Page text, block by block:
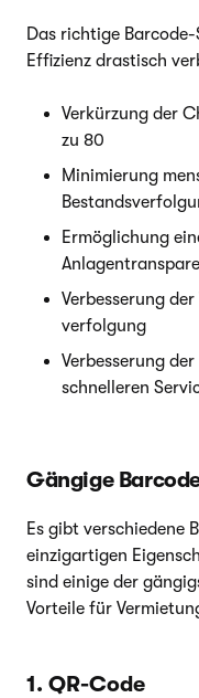
Das richtige
Effizienz drastisch
Verkürzung der
zu 80
Minimierung
Ermöglichung
Verbesserung
verfolgung
Verbesserung
schnelleren
Gängige
Es gibt verschiedene
einzigartigen
sind einige der
Vorteile für
1. QR-Code